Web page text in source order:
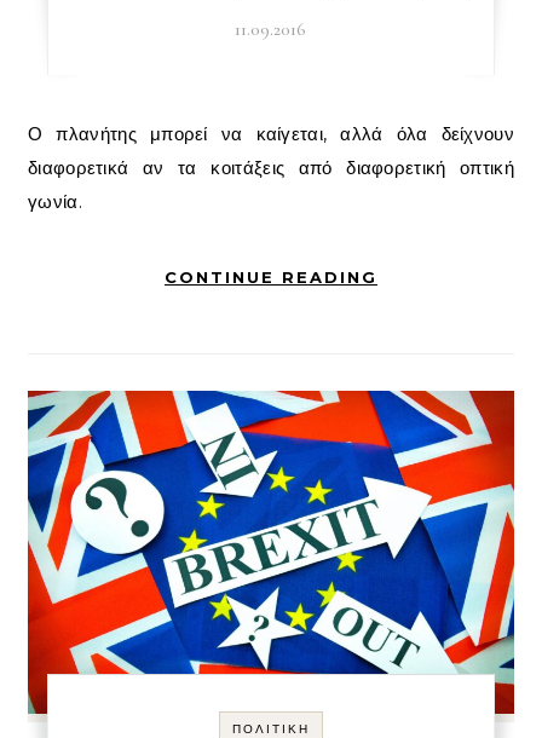
11.09.2016
Ο πλανήτης μπορεί να καίγεται, αλλά όλα δείχνουν
διαφορετικά αν τα κοιτάξεις από διαφορετική οπτική
γωνία.
CONTINUE READING
ΠΟΛΙΤΙΚΉ